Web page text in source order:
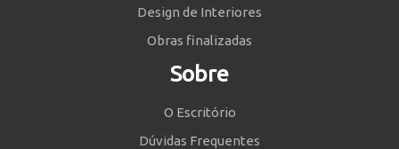
Design de Interiores
Obras finalizadas
Sobre
O Escritório
Dúvidas Frequentes